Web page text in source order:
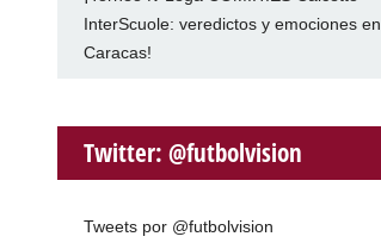
InterScuole: veredictos y emociones en
Caracas!
Twitter: @futbolvision
Tweets por @futbolvision